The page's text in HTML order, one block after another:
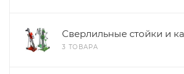
Сверлильные стойки и
3 ТОВАРА